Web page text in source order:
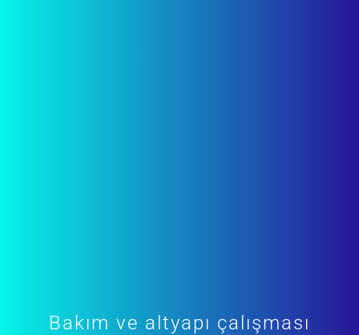
Bakım ve altyapı çalışması